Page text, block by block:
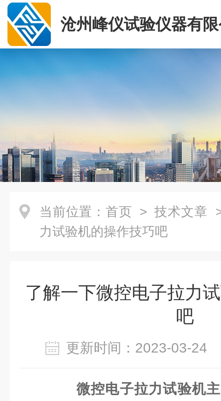
沧州峰仪试验仪器有
当前位置： 首页 > 技术文章
力试验机的操作技巧吧
了解一下微控电子拉力
吧
更新时间：2023-03-
微控电子拉力试验机